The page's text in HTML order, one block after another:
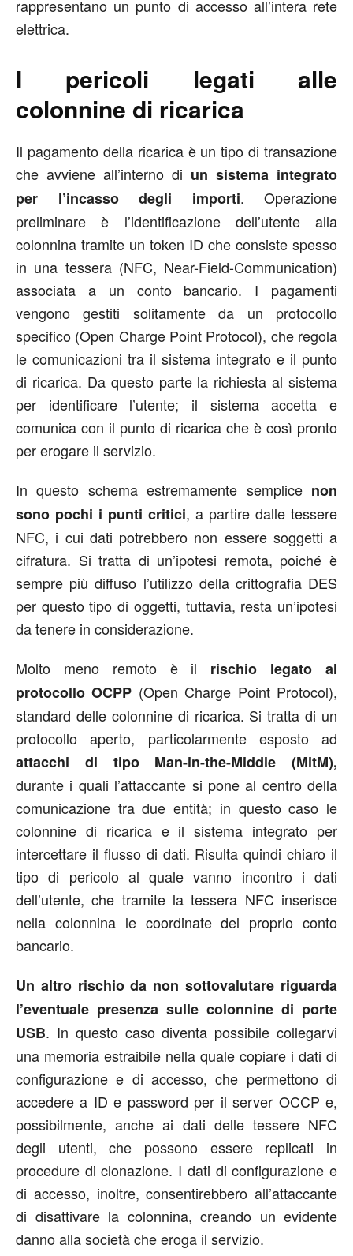
rappresentano un punto di accesso all’intera rete
elettrica.
I pericoli legati alle
colonnine di ricarica
Il pagamento della ricarica è un tipo di transazione
che avviene all’interno di un sistema integrato
per l’incasso degli importi. Operazione
preliminare è l’identificazione dell’utente alla
colonnina tramite un token ID che consiste spesso
in una tessera (NFC, Near-Field-Communication)
associata a un conto bancario. I pagamenti
vengono gestiti solitamente da un protocollo
specifico (Open Charge Point Protocol), che regola
le comunicazioni tra il sistema integrato e il punto
di ricarica. Da questo parte la richiesta al sistema
per identificare l’utente; il sistema accetta e
comunica con il punto di ricarica che è così pronto
per erogare il servizio.
In questo schema estremamente semplice non
sono pochi i punti critici, a partire dalle tessere
NFC, i cui dati potrebbero non essere soggetti a
cifratura. Si tratta di un’ipotesi remota, poiché è
sempre più diffuso l’utilizzo della crittografia DES
per questo tipo di oggetti, tuttavia, resta un’ipotesi
da tenere in considerazione.
Molto meno remoto è il rischio legato al
protocollo OCPP (Open Charge Point Protocol),
standard delle colonnine di ricarica. Si tratta di un
protocollo aperto, particolarmente esposto ad
attacchi di tipo Man-in-the-Middle (MitM),
durante i quali l’attaccante si pone al centro della
comunicazione tra due entità; in questo caso le
colonnine di ricarica e il sistema integrato per
intercettare il flusso di dati. Risulta quindi chiaro il
tipo di pericolo al quale vanno incontro i dati
dell’utente, che tramite la tessera NFC inserisce
nella colonnina le coordinate del proprio conto
bancario.
Un altro rischio da non sottovalutare riguarda
l’eventuale presenza sulle colonnine di porte
USB. In questo caso diventa possibile collegarvi
una memoria estraibile nella quale copiare i dati di
configurazione e di accesso, che permettono di
accedere a ID e password per il server OCCP e,
possibilmente, anche ai dati delle tessere NFC
degli utenti, che possono essere replicati in
procedure di clonazione. I dati di configurazione e
di accesso, inoltre, consentirebbero all’attaccante
di disattivare la colonnina, creando un evidente
danno alla società che eroga il servizio.